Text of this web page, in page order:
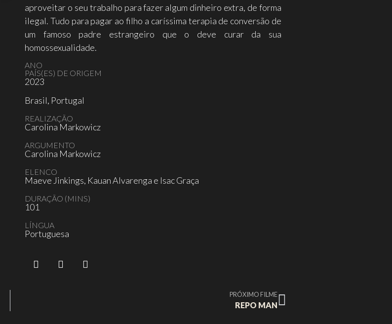
aproveitar o seu trabalho para fazer algum dinheiro extra, de forma
ilegal. Tudo para pagar ao filho a caríssima terapia de conversão de
um famoso padre estrangeiro que o deve curar da sua
homossexualidade.
ANO
PAÍS(ES) DE ORIGEM
2023
Brasil, Portugal
REALIZAÇÃO
Carolina Markowicz
ARGUMENTO
Carolina Markowicz
ELENCO
Maeve Jinkings, Kauan Alvarenga e Isac Graça
DURAÇÃO (MINS)
101
LÍNGUA
Portuguesa
PRÓXIMO FILME
REPO MAN